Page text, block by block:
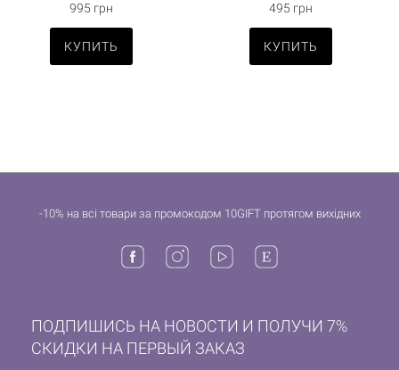
995 грн
КУПИТЬ
495 грн
КУПИТЬ
-10% на всі товари за промокодом 10GIFT протягом вихідних
ПОДПИШИСЬ НА НОВОСТИ И ПОЛУЧИ 7%
СКИДКИ НА ПЕРВЫЙ ЗАКАЗ